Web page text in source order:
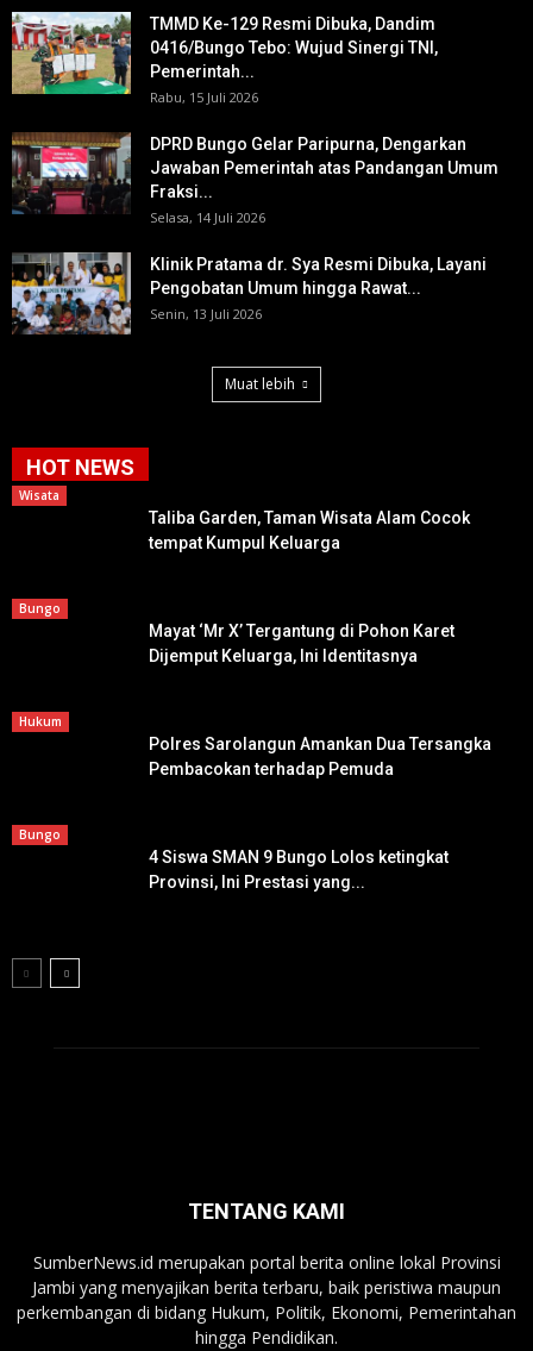
TMMD Ke-129 Resmi Dibuka, Dandim
0416/Bungo Tebo: Wujud Sinergi TNI,
Pemerintah...
Rabu, 15 Juli 2026
DPRD Bungo Gelar Paripurna, Dengarkan
Jawaban Pemerintah atas Pandangan Umum
Fraksi...
Selasa, 14 Juli 2026
Klinik Pratama dr. Sya Resmi Dibuka, Layani
Pengobatan Umum hingga Rawat...
Senin, 13 Juli 2026
Muat lebih
HOT NEWS
Wisata
Taliba Garden, Taman Wisata Alam Cocok
tempat Kumpul Keluarga
Bungo
Mayat ‘Mr X’ Tergantung di Pohon Karet
Dijemput Keluarga, Ini Identitasnya
Hukum
Polres Sarolangun Amankan Dua Tersangka
Pembacokan terhadap Pemuda
Bungo
4 Siswa SMAN 9 Bungo Lolos ketingkat
Provinsi, Ini Prestasi yang...
TENTANG KAMI
SumberNews.id merupakan portal berita online lokal Provinsi
Jambi yang menyajikan berita terbaru, baik peristiwa maupun
perkembangan di bidang Hukum, Politik, Ekonomi, Pemerintahan
hingga Pendidikan.